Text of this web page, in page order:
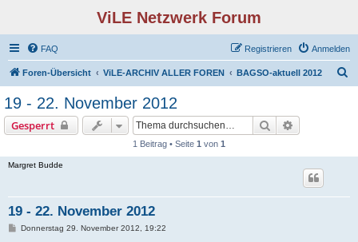
ViLE Netzwerk Forum
FAQ Anmelden
Registrieren
Foren-Übersicht ViLE-ARCHIV ALLER FOREN BAGSO-aktuell 2012
19 - 22. November 2012
Gesperrt Suche
1 Beitrag • Seite 1 von 1
Margret Budde
19 - 22. November 2012
BDonnerstag 29. November 2012, 19:22